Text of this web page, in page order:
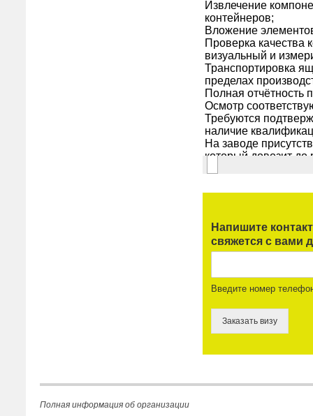
Напишите
свяжется с вами
Введите номер
Заказать визу
Полная информация об организации